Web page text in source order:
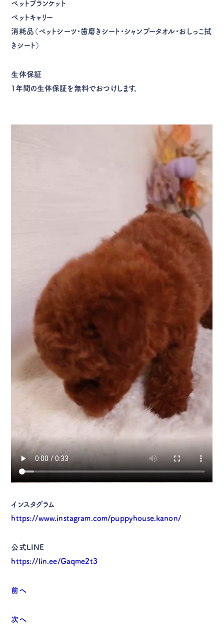
ペットブランケット
ペットキャリー
消耗品（ペットシーツ・歯磨きシート・シャンプータオル・おしっこ拭
きシート）
生体保証
１年間の生体保証を無料でおつけします。
インスタグラム
https://www.instagram.com/puppyhouse.kanon/
公式LINE
https://lin.ee/Gaqme2t3
前へ
次へ